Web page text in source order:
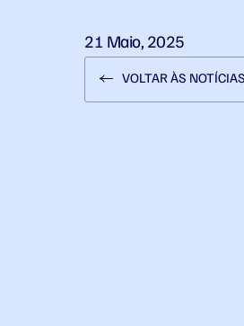
21 Maio, 2025
VOLTAR ÀS NOTÍCIAS